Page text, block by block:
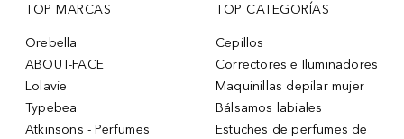
TOP MARCAS
Orebella
ABOUT-FACE
Lolavie
Typebea
Atkinsons - Perfumes
TOP CATEGORÍAS
Cepillos
Correctores e Iluminadores
Maquinillas depilar mujer
Bálsamos labiales
Estuches de perfumes de